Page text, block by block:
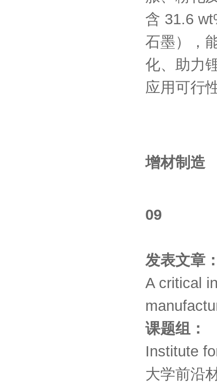
含 31.6
石墨），
化、助力
应用可行
增材制造
09
发表文章
A critical
课题组：
Institute
大学前沿